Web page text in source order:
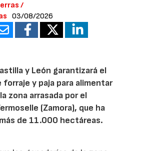
/
03/08/2026
y León garantizará el
forraje y paja para alimentar
zona arrasada por el
(Zamora), que ha
de 11.000 hectáreas.